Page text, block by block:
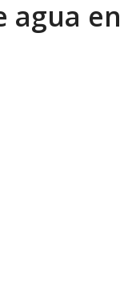
agua en